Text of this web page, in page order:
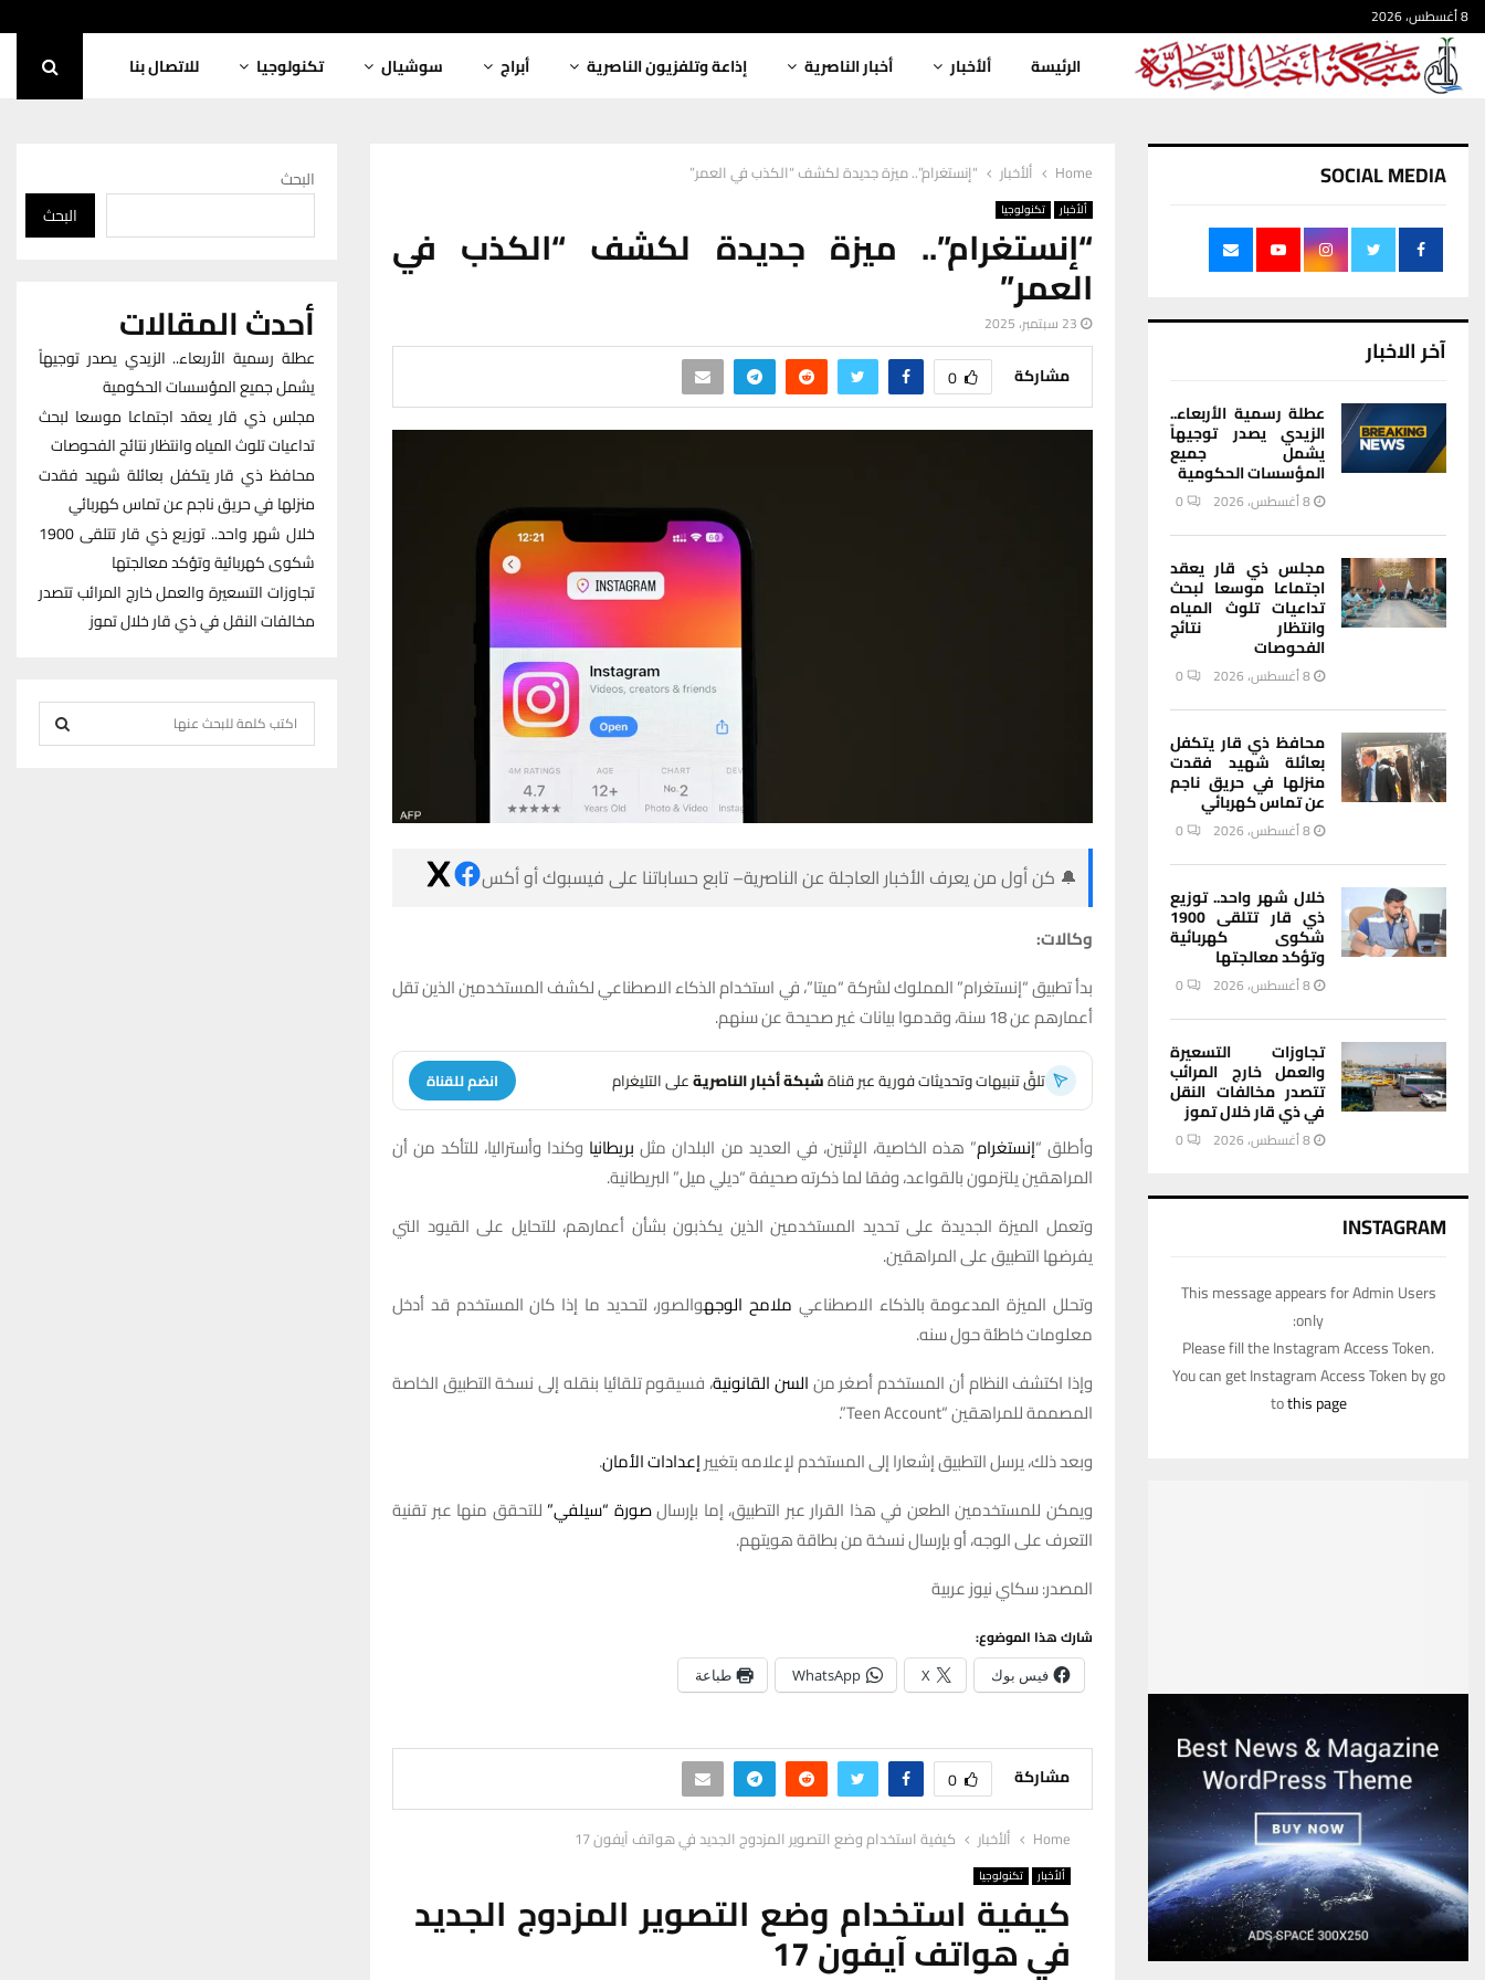
8 أغسطس، 2026
الرئيسة ألأخبار أخبار الناصرية إذاعة وتلفزيون الناصرية أبراج سوشيال تكنولوجيا للاتصال بنا
Home ألأخبار “إنستغرام”.. ميزة جديدة لكشف “الكذب في العمر”
ألأخبار تكنولوجيا
“إنستغرام”.. ميزة جديدة لكشف “الكذب في
العمر”
23 سبتمبر، 2025
مشاركة 0
🔔 كن أول من يعرف الأخبار العاجلة عن الناصرية– تابع حساباتنا على فيسبوك أو أكس
وكالات:
بدأ تطبيق “إنستغرام” المملوك لشركة “ميتا”، في استخدام الذكاء الاصطناعي لكشف المستخدمين الذين تقل
أعمارهم عن 18 سنة، وقدموا بيانات غير صحيحة عن سنهم.
تلقَّ تنبيهات وتحديثات فورية عبر قناةشبكة أخبار الناصريةعلى التليغرام انضم للقناة
وأطلق “إنستغرام” هذه الخاصية، الإثنين، في العديد من البلدان مثل بريطانيا وكندا وأستراليا، للتأكد من أن
المراهقين يلتزمون بالقواعد، وفقا لما ذكرته صحيفة “ديلي ميل” البريطانية.
وتعمل الميزة الجديدة على تحديد المستخدمين الذين يكذبون بشأن أعمارهم، للتحايل على القيود التي
يفرضها التطبيق على المراهقين.
وتحلل الميزة المدعومة بالذكاء الاصطناعي ملامح الوجهوالصور، لتحديد ما إذا كان المستخدم قد أدخل
معلومات خاطئة حول سنه.
وإذا اكتشف النظام أن المستخدم أصغر منالسن القانونية، فسيقوم تلقائيا بنقله إلى نسخة التطبيق الخاصة
المصممة للمراهقين “Teen Account”.
وبعد ذلك، يرسل التطبيق إشعارا إلى المستخدم لإعلامه بتغييرإعدادات الأمان.
ويمكن للمستخدمين الطعن في هذا القرار عبر التطبيق، إما بإرسالصورة “سيلفي”للتحقق منها عبر تقنية
التعرف على الوجه، أو بإرسال نسخة من بطاقة هويتهم.
المصدر: سكاي نيوز عربية
شارك هذا الموضوع:
فيس بوك X
WhatsApp طباعة
مشاركة 0
Home ألأخبار كيفية استخدام وضع التصوير المزدوج الجديد في هواتف آيفون 17
ألأخبار تكنولوجيا
كيفية استخدام وضع التصوير المزدوج الجديد
في هواتف آيفون 17
SOCIAL MEDIA
آخر الاخبار
عطلة رسمية الأربعاء..
الزيدي يصدر توجيهاً
يشمل جميع
المؤسسات الحكومية
8 أغسطس، 2026 0
مجلس ذي قار يعقد
اجتماعا موسعا لبحث
تداعيات تلوث المياه
وانتظار نتائج
الفحوصات
8 أغسطس، 2026 0
محافظ ذي قار يتكفل
بعائلة شهيد فقدت
منزلها في حريق ناجم
عن تماس كهربائي
8 أغسطس، 2026 0
خلال شهر واحد.. توزيع
ذي قار تتلقى 1900
شكوى كهربائية
وتؤكد معالجتها
8 أغسطس، 2026 0
تجاوزات التسعيرة
والعمل خارج المرائب
تتصدر مخالفات النقل
في ذي قار خلال تموز
8 أغسطس، 2026 0
INSTAGRAM
This message appears for Admin Users
only:
Please fill the Instagram Access Token.
You can get Instagram Access Token by go
tothis page
البحث
البحث
أحدث المقالات
عطلة رسمية الأربعاء.. الزيدي يصدر توجيهاً
يشمل جميع المؤسسات الحكومية
مجلس ذي قار يعقد اجتماعا موسعا لبحث
تداعيات تلوث المياه وانتظار نتائج الفحوصات
محافظ ذي قار يتكفل بعائلة شهيد فقدت
منزلها في حريق ناجم عن تماس كهربائي
خلال شهر واحد.. توزيع ذي قار تتلقى 1900
شكوى كهربائية وتؤكد معالجتها
تجاوزات التسعيرة والعمل خارج المرائب تتصدر
مخالفات النقل في ذي قار خلال تموز
e